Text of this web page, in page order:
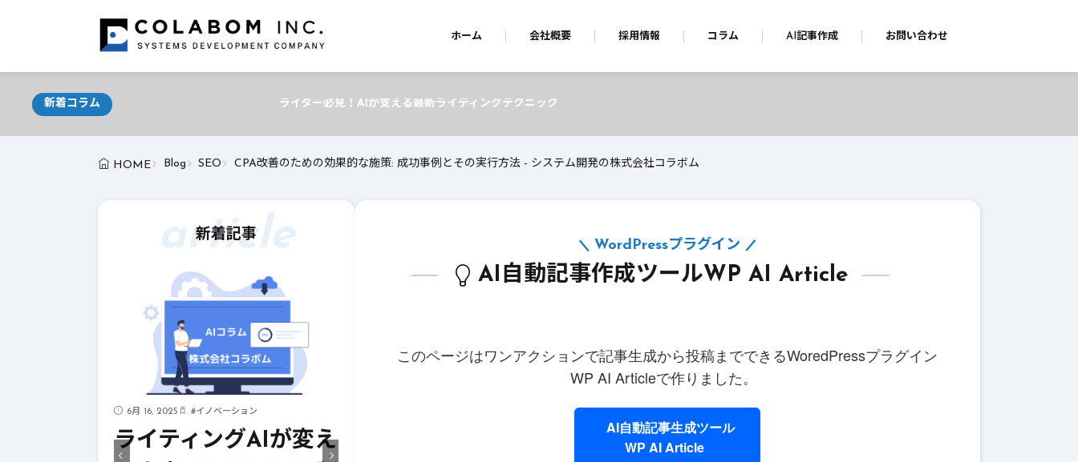
ホーム 会社概要 採用情報 コラム AI記事作成 お問い合わせ
新着コラム ライター必見！AIが支える最新ライティングテクニック
HOME Blog SEO CPA改善のための効果的な施策: 成功事例とその実行方法 - システム開発の株式会社コラボム
新着記事
article
6月 16, 2025 #イノベーション
ライティングAIが変え
AI自動記事作成ツールWP AI Article
WordPressプラグイン
このページはワンアクションで記事生成から投稿までできるWoredPressプラグイン
WP AI Articleで作りました。
AI自動記事生成ツール
WP AI Article